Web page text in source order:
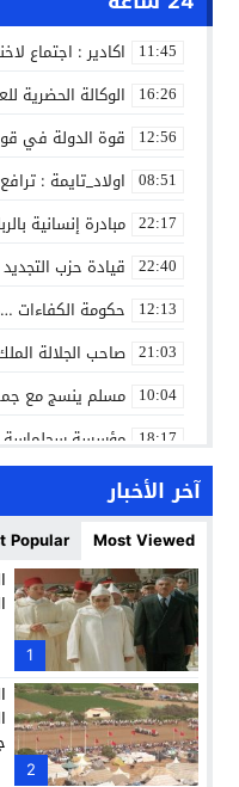
11:45 اكادير : اجتماع
16:26 الوكالة الحضرية
12:56 قوة الدولة في
08:51 اولاد_تايمة :
22:17 مبادرة إنسانية
22:40 قيادة حزب
12:13 حكومة الكفاءات
21:03 صاحب الجلالة
10:04 مسلم ينسج مع
18:17 مؤسسة سجلماسة
14:57 إحياء مشروع الحي
بن كيران يهاجم
11:33 كمال محرر يقود
11:05 حبشان وكيلاً عاماً
21:28 حزب
آخر الأخبار
Most Viewed
Popular
1
2